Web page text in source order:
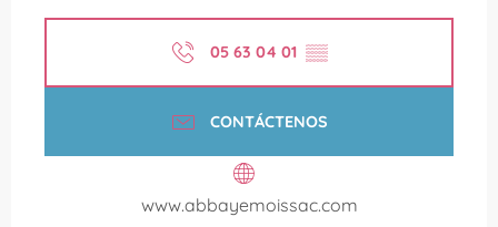
05 63 04 01 ▒▒
CONTÁCTENOS
www.abbayemoissac.com